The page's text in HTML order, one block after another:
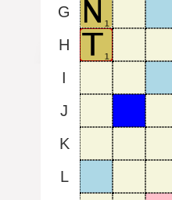
G
H
I
J
K
L